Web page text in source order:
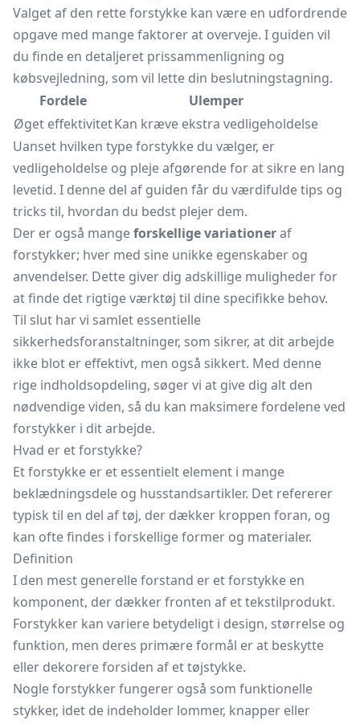
Valget af den rette forstykke kan være en udfordrende
opgave med mange faktorer at overveje. I guiden vil
du finde en detaljeret prissammenligning og
købsvejledning, som vil lette din beslutningstagning.
Fordele
Ulemper
Øget effektivitetKan kræve ekstra vedligeholdelse
Uanset hvilken type forstykke du vælger, er
vedligeholdelse og pleje afgørende for at sikre en lang
levetid. I denne del af guiden får du værdifulde tips og
tricks til, hvordan du bedst plejer dem.
Der er også mangeforskellige variationeraf
forstykker; hver med sine unikke egenskaber og
anvendelser. Dette giver dig adskillige muligheder for
at finde det rigtige værktøj til dine specifikke behov.
Til slut har vi samlet essentielle
sikkerhedsforanstaltninger, som sikrer, at dit arbejde
ikke blot er effektivt, men også sikkert. Med denne
rige indholdsopdeling, søger vi at give dig alt den
nødvendige viden, så du kan maksimere fordelene ved
forstykker i dit arbejde.
Hvad er et forstykke?
Et forstykke er et essentielt element i mange
beklædningsdele og husstandsartikler. Det refererer
typisk til en del af tøj, der dækker kroppen foran, og
kan ofte findes i forskellige former og materialer.
Definition
I den mest generelle forstand er et forstykke en
komponent, der dækker fronten af et tekstilprodukt.
Forstykker kan variere betydeligt i design, størrelse og
funktion, men deres primære formål er at beskytte
eller dekorere forsiden af et tøjstykke.
Nogle forstykker fungerer også som funktionelle
stykker, idet de indeholder lommer, knapper eller